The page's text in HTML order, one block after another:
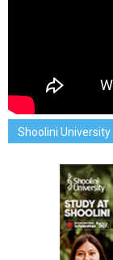
Shoolini University